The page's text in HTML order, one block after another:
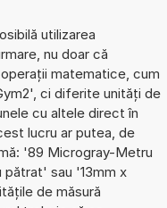
utilizarea
nu doar că
matematice, cum
ci diferite unități de
cu altele direct în
lucru ar putea, de
'89 Microgray-Metru
sau '13mm x
de măsură